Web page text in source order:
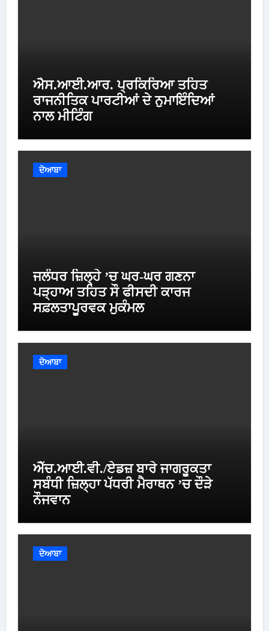
ਐਸ.ਆਈ.ਆਰ. ਪ੍ਰਕਿਰਿਆ ਤਹਿਤ
ਰਾਜਨੀਤਿਕ ਪਾਰਟੀਆਂ ਦੇ ਨੁਮਾਇੰਦਿਆਂ
ਨਾਲ ਮੀਟਿੰਗ
ਦੋਆਬਾ
ਜਲੰਧਰ ਜ਼ਿਲ੍ਹੇ ’ਚ ਘਰ-ਘਰ ਗਣਨਾ
ਪੜ੍ਹਾਅ ਤਹਿਤ ਸੌ ਫੀਸਦੀ ਕਾਰਜ
ਸਫ਼ਲਤਾਪੂਰਵਕ ਮੁਕੰਮਲ
ਦੋਆਬਾ
ਐੱਚ.ਆਈ.ਵੀ./ਏਡਜ਼ ਬਾਰੇ ਜਾਗਰੂਕਤਾ
ਸਬੰਧੀ ਜ਼ਿਲ੍ਹਾ ਪੱਧਰੀ ਮੈਰਾਥਨ ’ਚ ਦੌੜੇ
ਨੌਜਵਾਨ
ਦੋਆਬਾ